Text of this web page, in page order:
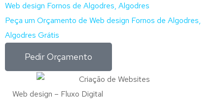
Web design Fornos de Algodres, Algodres
Peça um Orçamento de Web design Fornos de Algodres,
Algodres Grátis
Pedir Orçamento
Web design – Fluxo Digital